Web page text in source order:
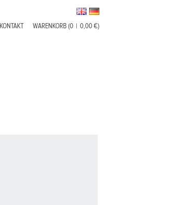
WARENKORB (0 | 0,00 €)
KONTAKT